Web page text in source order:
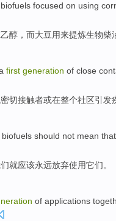
focused on using
乙醇，而大豆用来提炼生物柴
first generation of close
密切接触者或在整个社区引发
biofuels should not mean that
就应该永远放弃使用它们。
of applications